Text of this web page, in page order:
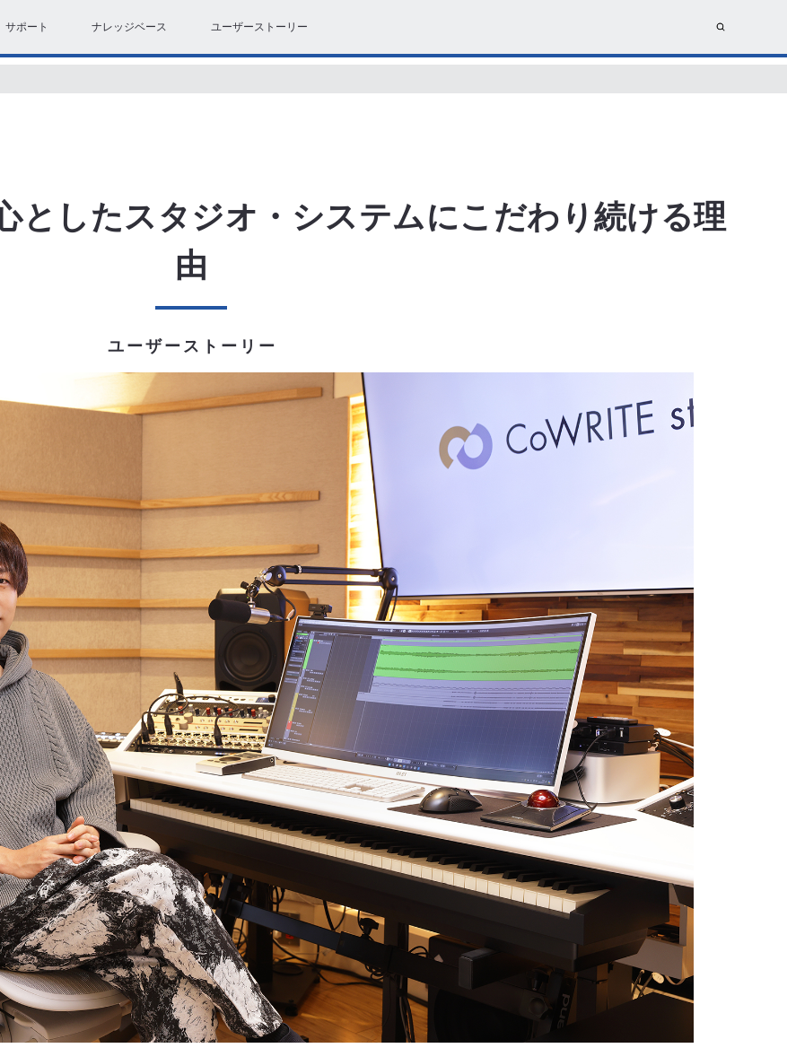
サポート ナレッジベース ユーザーストーリー
としたスタジオ・システムにこだわり続ける理
由
ユーザーストーリー